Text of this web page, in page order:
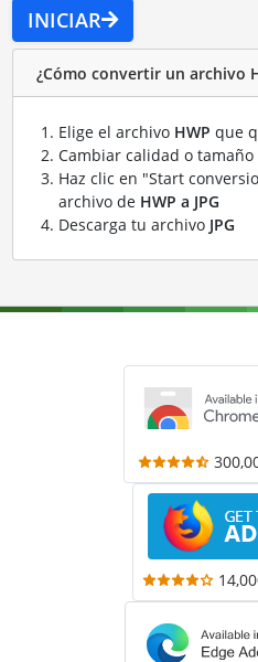
INICIAR
¿Cómo convertir un archivo
Elige el archivo HWP que
Cambiar calidad o tamaño
Haz clic en "Start
archivo de HWP a JPG
Descarga tu archivo JPG